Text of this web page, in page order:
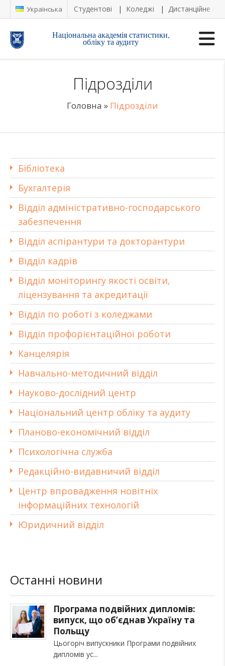
Українська Студентові Коледжі Дистанційне
Національна академія статистики,
обліку та аудиту
Підрозділи
Головна » Підрозділи
Бібліотека
Бухгалтерія
Відділ адміністративно-господарського
забезпечення
Відділ аспірантури та докторантури
Відділ кадрів
Відділ моніторингу якості освіти,
ліцензування та акредитації
Відділ по роботі з коледжами
Відділ профорієнтаційної роботи
Канцелярія
Навчально-методичний відділ
Науково-дослідний центр
Національний центр обліку та аудиту
Планово-економічний відділ
Психологічна служба
Редакційно-видавничий відділ
Центр впровадження новітніх
інформаційних технологій
Юридичний відділ
Останні новини
Програма подвійних дипломів:
випуск, що об’єднав Україну та
Польщу
Цьогоріч випускники Програми подвійних
дипломів ус